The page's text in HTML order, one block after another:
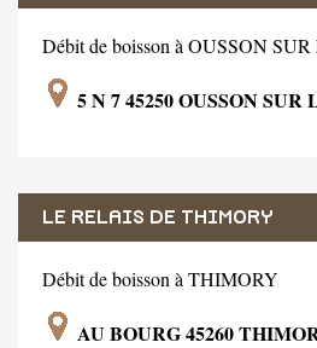
Débit de boisson à OUSSON
5 N 7 45250 OUSSON SUR
LE RELAIS DE THIMORY
Débit de boisson à THIMORY
AU BOURG 45260